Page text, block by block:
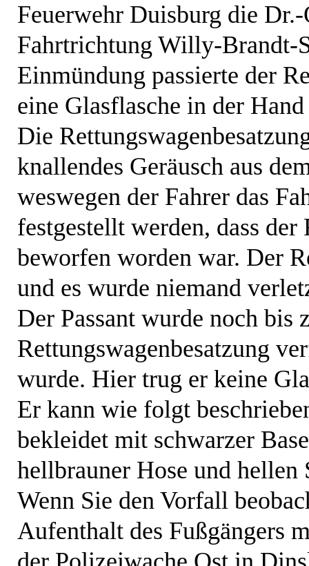
Feuerwehr Duisburg die
Fahrtrichtung Willy-Brandt-
Einmündung passierte der
eine Glasflasche in der
Die
knallendes Geräusch aus
weswegen der Fahrer das
festgestellt werden, dass
beworfen worden war. Der
und es wurde niemand
Der Passant wurde noch bis
Rettungswagenbesatzung
wurde. Hier trug er keine
Er kann wie folgt
bekleidet mit schwarzer
hellbrauner Hose und hellen
Wenn Sie den Vorfall
Aufenthalt des Fußgängers